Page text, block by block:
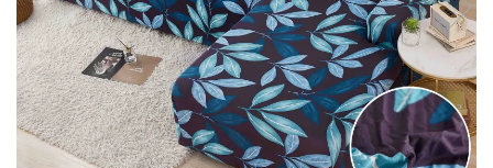
Lenjerii de pat Saten 4 piese cu
elastic